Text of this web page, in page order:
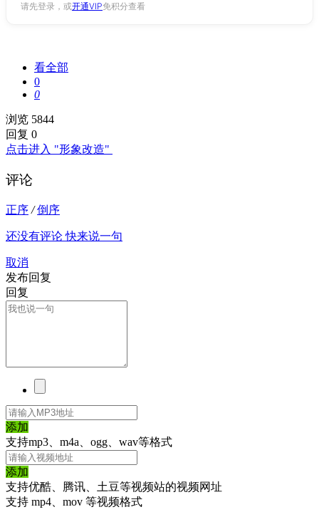
请先登录，或开通VIP免积分查看
看全部
0
0
浏览 5844
回复 0
点击进入 "形象改造"
评论
正序 / 倒序
还没有评论 快来说一句
取消
发布回复
回复
添加
支持mp3、m4a、ogg、wav等格式
添加
支持优酷、腾讯、土豆等视频站的视频网址
支持 mp4、mov 等视频格式